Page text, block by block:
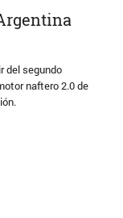
del segundo
naftero 2.0 de